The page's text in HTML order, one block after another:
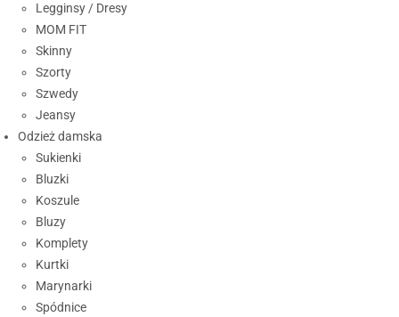
Legginsy / Dresy
MOM FIT
Skinny
Szorty
Szwedy
Jeansy
Odzież damska
Sukienki
Bluzki
Koszule
Bluzy
Komplety
Kurtki
Marynarki
Spódnice